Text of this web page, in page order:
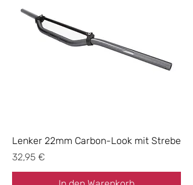
Lenker 22mm Carbon-Look mit Strebe
Preis
32,95 €